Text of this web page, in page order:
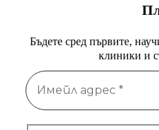
Бъдете сред първите,
клиники и